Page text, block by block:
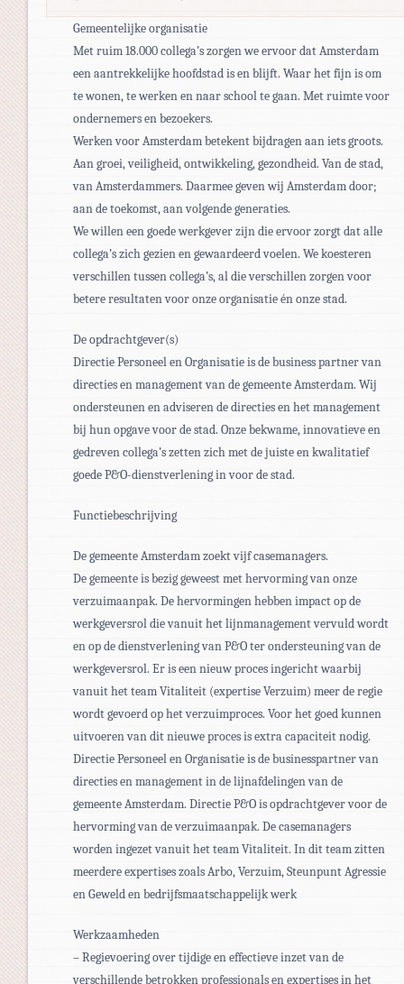
Gemeentelijke organisatie
Met ruim 18.000 collega’s zorgen we ervoor dat Amsterdam
een aantrekkelijke hoofdstad is en blijft. Waar het fijn is om
te wonen, te werken en naar school te gaan. Met ruimte voor
ondernemers en bezoekers.
Werken voor Amsterdam betekent bijdragen aan iets groots.
Aan groei, veiligheid, ontwikkeling, gezondheid. Van de stad,
van Amsterdammers. Daarmee geven wij Amsterdam door;
aan de toekomst, aan volgende generaties.
We willen een goede werkgever zijn die ervoor zorgt dat alle
collega’s zich gezien en gewaardeerd voelen. We koesteren
verschillen tussen collega’s, al die verschillen zorgen voor
betere resultaten voor onze organisatie én onze stad.
De opdrachtgever(s)
Directie Personeel en Organisatie is de business partner van
directies en management van de gemeente Amsterdam. Wij
ondersteunen en adviseren de directies en het management
bij hun opgave voor de stad. Onze bekwame, innovatieve en
gedreven collega’s zetten zich met de juiste en kwalitatief
goede P&O-dienstverlening in voor de stad.
Functiebeschrijving
De gemeente Amsterdam zoekt vijf casemanagers.
De gemeente is bezig geweest met hervorming van onze
verzuimaanpak. De hervormingen hebben impact op de
werkgeversrol die vanuit het lijnmanagement vervuld wordt
en op de dienstverlening van P&O ter ondersteuning van de
werkgeversrol. Er is een nieuw proces ingericht waarbij
vanuit het team Vitaliteit (expertise Verzuim) meer de regie
wordt gevoerd op het verzuimproces. Voor het goed kunnen
uitvoeren van dit nieuwe proces is extra capaciteit nodig.
Directie Personeel en Organisatie is de businesspartner van
directies en management in de lijnafdelingen van de
gemeente Amsterdam. Directie P&O is opdrachtgever voor de
hervorming van de verzuimaanpak. De casemanagers
worden ingezet vanuit het team Vitaliteit. In dit team zitten
meerdere expertises zoals Arbo, Verzuim, Steunpunt Agressie
en Geweld en bedrijfsmaatschappelijk werk
Werkzaamheden
– Regievoering over tijdige en effectieve inzet van de
verschillende betrokken professionals en expertises in het